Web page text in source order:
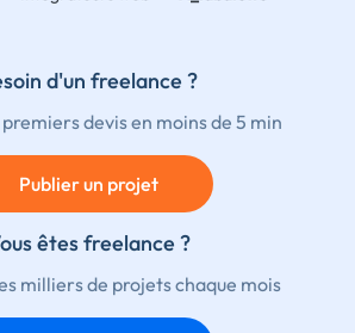
d'un freelance ?
premiers devis en moins de 5 min
Publier un projet
êtes freelance ?
milliers de projets chaque mois